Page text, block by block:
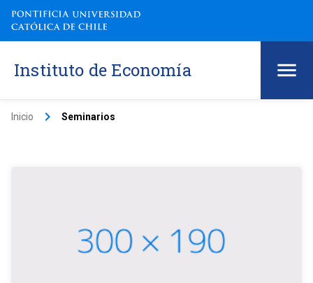
Instituto de Economía
Inicio keyboard_arrow_right Seminarios